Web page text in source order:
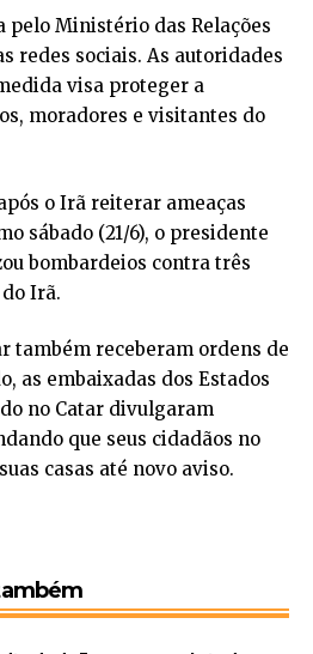
Ministério das Relações
redes sociais. As autoridades
visa proteger a
moradores e visitantes do
o Irã reiterar ameaças
sábado (21/6), o presidente
bombardeios contra três
Irã.
também receberam ordens de
as embaixadas dos Estados
no Catar divulgaram
que seus cidadãos no
casas até novo aviso.